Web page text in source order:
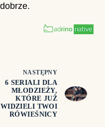
NASTĘPNY
6 SERIALI DLA
MŁODZIEŻY,
KTÓRE JUŻ
WIDZIELI TWOI
RÓWIEŚNICY